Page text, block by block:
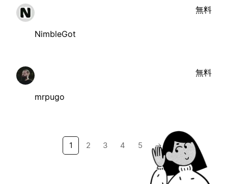
NimbleGot
無料
mrpugo
無料
1 2 3 4 5 →